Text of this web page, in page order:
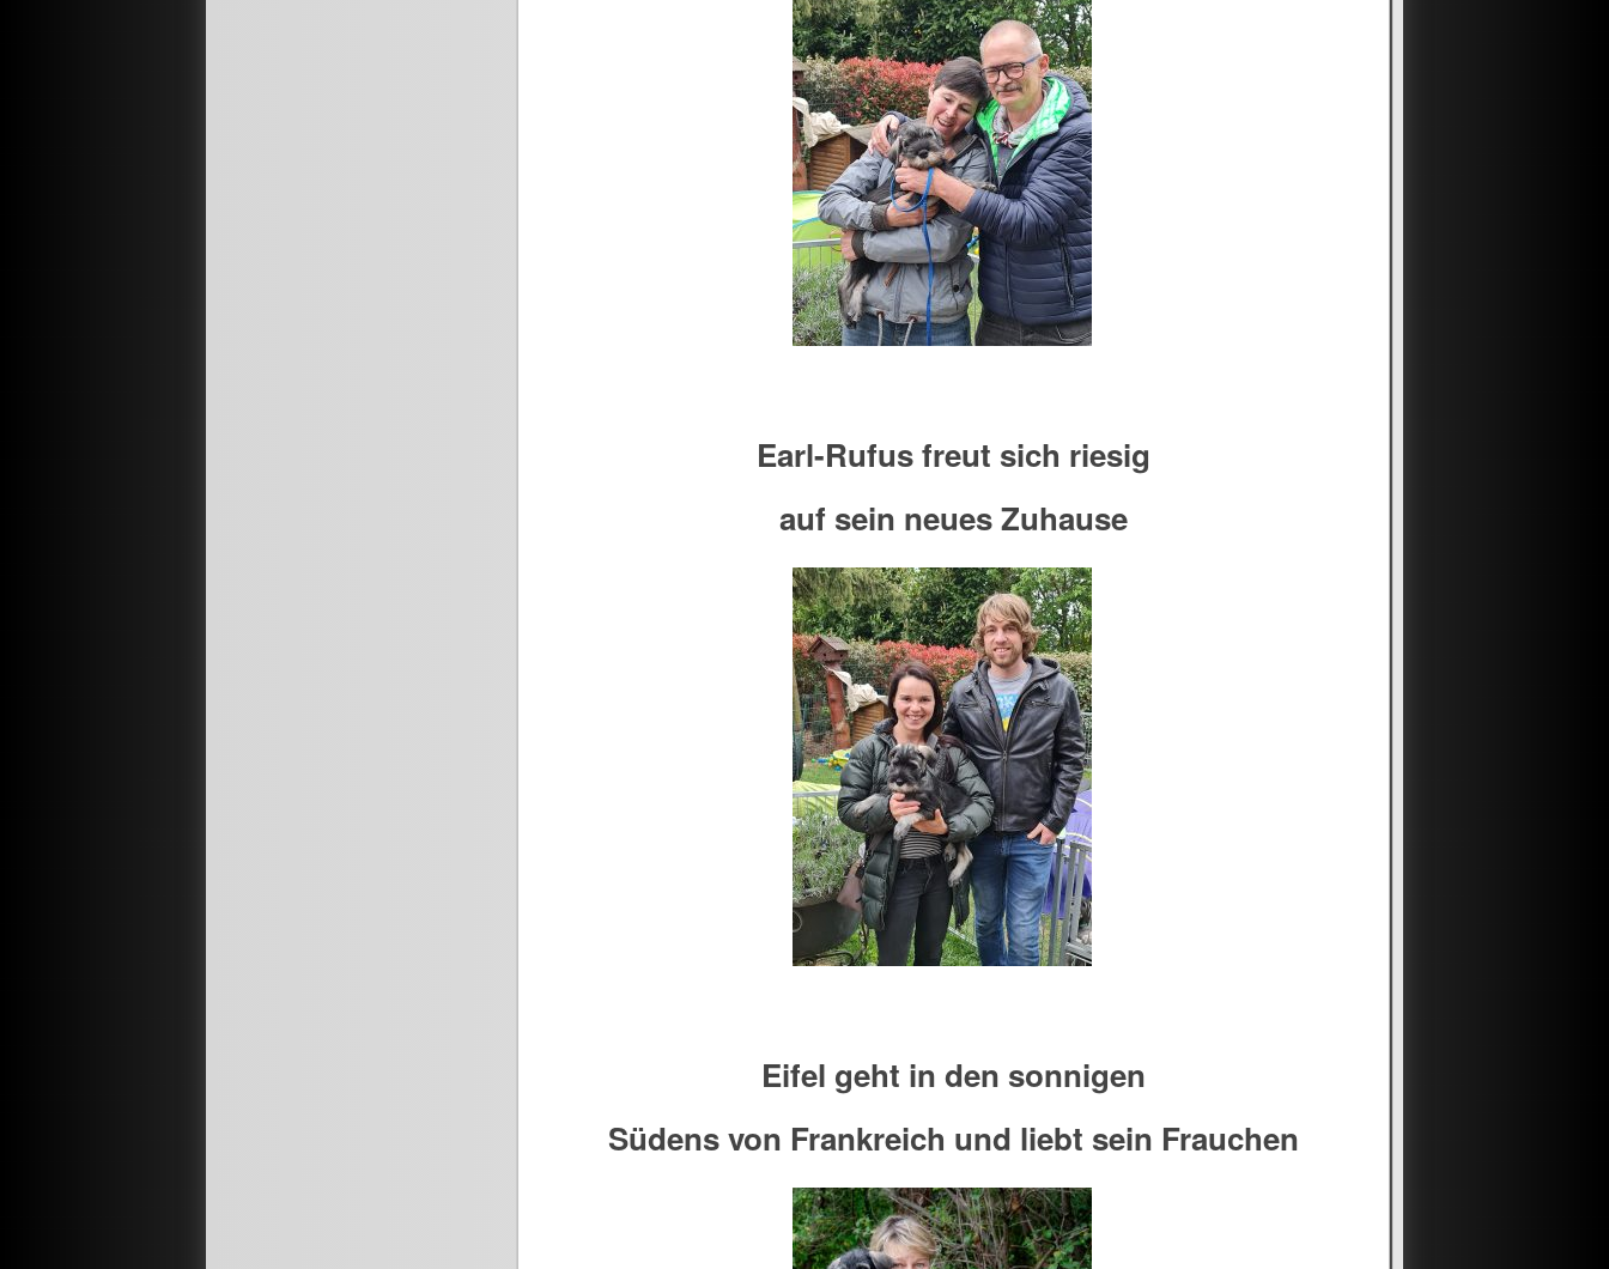
Earl-Rufus freut sich riesig
auf sein neues Zuhause
Eifel geht in den sonnigen
Südens von Frankreich und liebt sein Frauchen